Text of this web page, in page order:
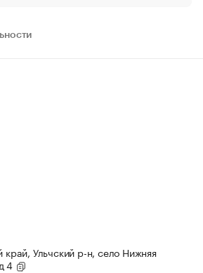
Ульчский р-н, село Нижняя
4